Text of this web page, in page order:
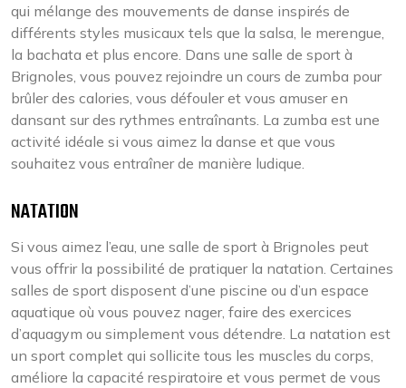
qui mélange des mouvements de danse inspirés de
différents styles musicaux tels que la salsa, le merengue,
la bachata et plus encore. Dans une salle de sport à
Brignoles, vous pouvez rejoindre un cours de zumba pour
brûler des calories, vous défouler et vous amuser en
dansant sur des rythmes entraînants. La zumba est une
activité idéale si vous aimez la danse et que vous
souhaitez vous entraîner de manière ludique.
NATATION
Si vous aimez l’eau, une salle de sport à Brignoles peut
vous offrir la possibilité de pratiquer la natation. Certaines
salles de sport disposent d’une piscine ou d’un espace
aquatique où vous pouvez nager, faire des exercices
d’aquagym ou simplement vous détendre. La natation est
un sport complet qui sollicite tous les muscles du corps,
améliore la capacité respiratoire et vous permet de vous